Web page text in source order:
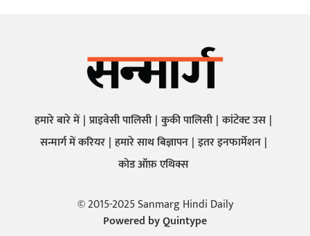
हमारे बारे में प्राइवेसी पालिसी कुकी पालिसी कांटेक्ट उस
सन्मार्ग में करियर हमारे साथ बिज्ञापन इतर इनफार्मेशन
कोड ऑफ़ एथिक्स
© 2015-2025 Sanmarg Hindi Daily
Powered byQuintype